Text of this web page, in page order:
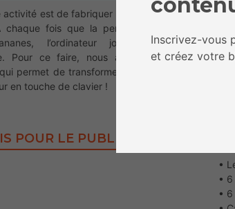
est de fabriquer un piano à partir
chaque fois que la personne touchera
l’ordinateur jouera la note
Pour ce faire, nous allons utiliser le
permet de transformer n’importe quel
en touche de clavier !
POUR LE PUBLIC
•
•
•
Inscrivez-vous
et créez votre